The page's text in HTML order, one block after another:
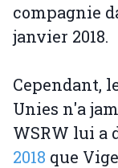
compagnie
janvier 2018.
Cependant,
Unies n'a
WSRW lui a
2018 que